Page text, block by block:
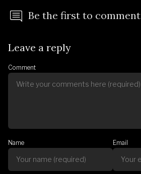
Be the first to comment
Leave a reply
Comment
Name Email